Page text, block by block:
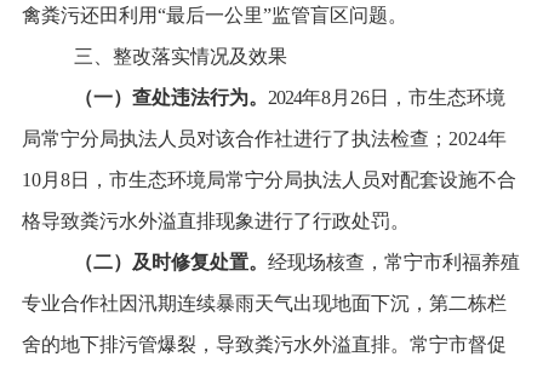
禽粪污还田利用“最后一公里”监管盲区问题。
三、整改落实情况及效果
（一）查处违法行为。 2024年8月 26日，市生态环境
局常宁分局执法人员对该合作社进行了执法检查； 2024年
10月 8日，市生态环境局常宁分局执法人员对配套设施不合
格导致粪污水外溢直排现象进行了行政处罚。
（二）及时修复处置。 经现场核查，常宁市利福养殖
专业合作社因汛期连续暴雨天气出现地面下沉，第二栋栏
舍的地下排污管爆裂，导致粪污水外溢直排。常宁市督促